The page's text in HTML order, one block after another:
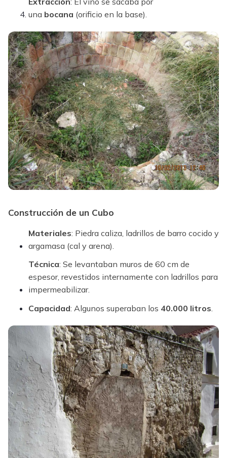
una bocana (orificio en la base).
Construcción de un Cubo
Materiales: Piedra caliza, ladrillos de barro cocido y
argamasa (cal y arena).
Técnica: Se levantaban muros de 60 cm de
espesor, revestidos internamente con ladrillos para
impermeabilizar.
Capacidad: Algunos superaban los 40.000 litros